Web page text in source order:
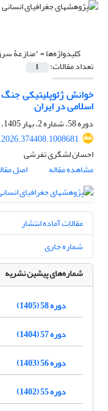
کلیدواژه‌ها ="منازعۀ
تعداد مقالات: 1
خوانش ژئوپلیتیکی
اسلامی در ایران
دوره 58، شماره 2، بهار 1405، صفحه
احسان لشگری تفرشی
مشاهده مقاله
اصل
مقالات آماده انتشار
شماره جاری
شماره‌های پیشین نشریه
دوره 58 (1405)
دوره 57 (1404)
دوره 56 (1403)
دوره 55 (1402)